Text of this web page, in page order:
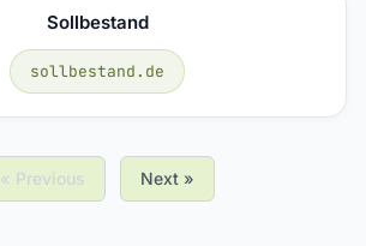
Sollbestand
sollbestand.de
« Previous Next »